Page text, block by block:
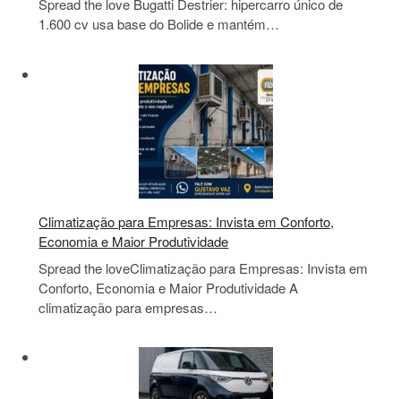
Spread the love Bugatti Destrier: hipercarro único de
1.600 cv usa base do Bolide e mantém…
Climatização para Empresas: Invista em Conforto,
Economia e Maior Produtividade
Spread the loveClimatização para Empresas: Invista em
Conforto, Economia e Maior Produtividade A
climatização para empresas…